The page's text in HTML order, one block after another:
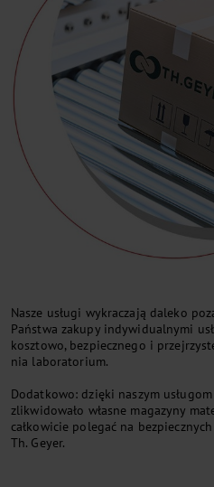
Na­sze usłu­gi wy­kra­cza­ją da­le­ko
Pań­stwa za­ku­py indy­wi­du­al­ny­mi
kosz­to­wo, bez­piecz­ne­go i
nia la­bo­ra­to­rium.
Do­dat­ko­wo: dzię­ki na­szym
zli­kwi­do­wa­ło wła­sne maga­zy­ny
cał­ko­wi­cie po­le­gać na
Th. Gey­er.